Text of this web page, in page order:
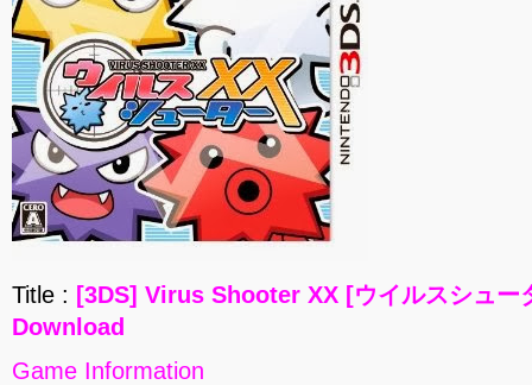
Title : [3DS] Virus Shooter XX [ウイルスシュー
Download
Game Information